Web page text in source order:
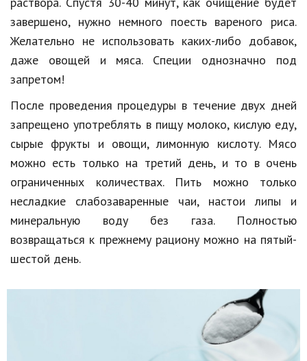
завершено, нужно немного поесть вареного риса.
Желательно не использовать каких-либо добавок,
даже овощей и мяса. Специи однозначно под
запретом!
После проведения процедуры в течение двух дней
запрещено употреблять в пищу молоко, кислую еду,
сырые фрукты и овощи, лимонную кислоту. Мясо
можно есть только на третий день, и то в очень
ограниченных количествах. Пить можно только
несладкие слабозаваренные чаи, настои липы и
минеральную воду без газа. Полностью
возвращаться к прежнему рациону можно на пятый-
шестой день.